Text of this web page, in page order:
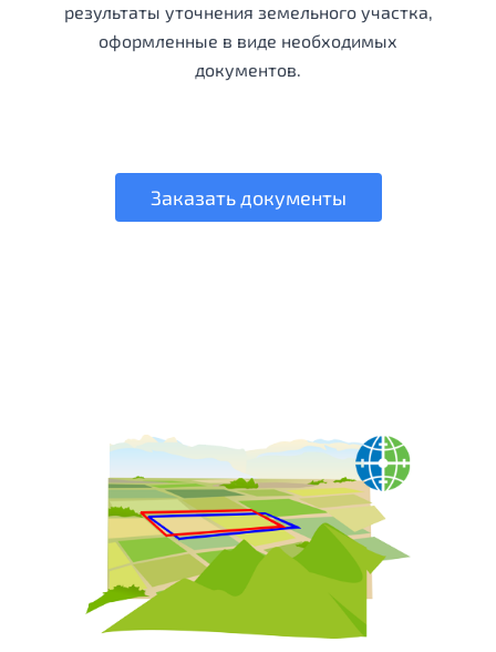
результаты уточнения земельного участка,
оформленные в виде необходимых
документов.
Заказать документы